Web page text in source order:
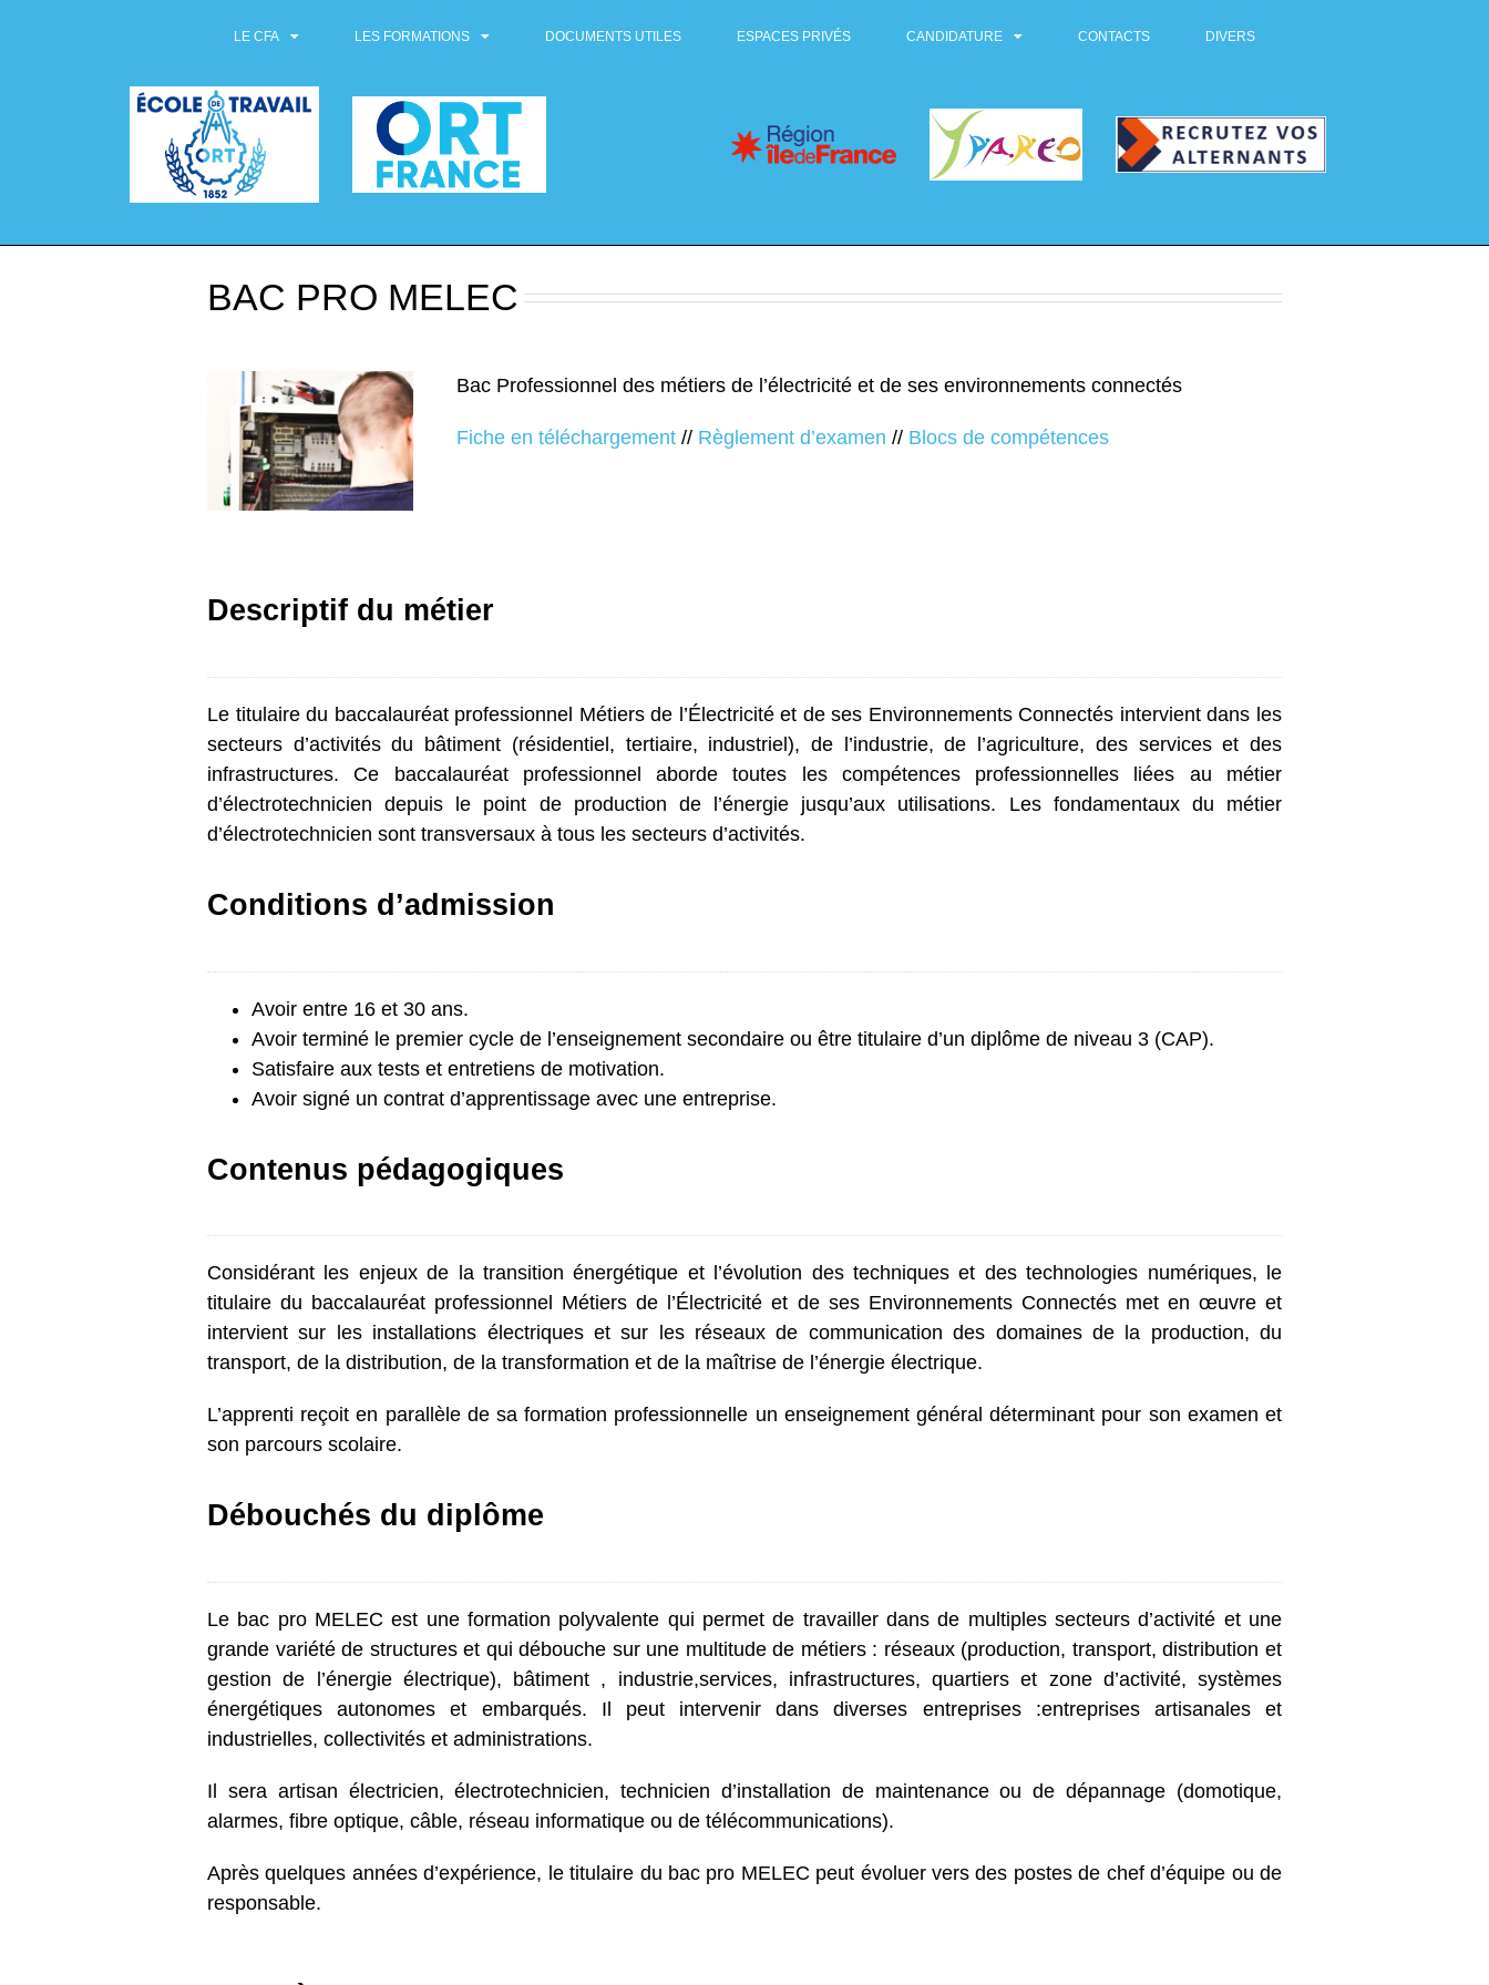
LE CFA LES FORMATIONS DOCUMENTS UTILES ESPACES PRIVÉS CANDIDATURE CONTACTS DIVERS
BAC PRO MELEC
Bac Professionneldes métiers de l’électricité et de ses environnements connectés
Fiche en téléchargement // Règlement d’examen // Blocs de compétences
Descriptif du métier
Le titulaire du baccalauréat professionnel Métiers de l’Électricité et de ses Environnements Connectés intervient dans les
secteurs d’activités du bâtiment (résidentiel, tertiaire, industriel), de l’industrie, de l’agriculture, des services et des
infrastructures. Ce baccalauréat professionnel aborde toutes les compétences professionnelles liées au métier
d’électrotechnicien depuis le point de production de l’énergie jusqu’aux utilisations. Les fondamentaux du métier
d’électrotechnicien sont transversaux à tous les secteurs d’activités.
Conditions d’admission
Avoir entre 16 et 30 ans.
Avoir terminé le premier cycle de l’enseignement secondaire ou être titulaire d’un diplôme de niveau 3 (CAP).
Satisfaire aux tests et entretiens de motivation.
Avoir signé un contrat d’apprentissage avec une entreprise.
Contenus pédagogiques
Considérant les enjeux de la transition énergétique et l’évolution des techniques et des technologies numériques, le
titulaire du baccalauréat professionnel Métiers de l’Électricité et de ses Environnements Connectés met en œuvre et
intervient sur les installations électriques et sur les réseaux de communication des domaines de la production, du
transport, de la distribution, de la transformation et de la maîtrise de l’énergie électrique.
L’apprenti reçoit en parallèle de sa formation professionnelle un enseignement général déterminant pour son examen et
son parcours scolaire.
Débouchés du diplôme
Le bac pro MELEC est une formation polyvalente qui permet de travailler dans de multiples secteurs d’activité et une
grande variété de structures et qui débouche sur une multitude de métiers : réseaux (production, transport, distribution et
gestion de l’énergie électrique), bâtiment , industrie,services, infrastructures, quartiers et zone d’activité, systèmes
énergétiques autonomes et embarqués. Il peut intervenir dans diverses entreprises :entreprises artisanales et
industrielles, collectivités et administrations.
Il sera artisan électricien, électrotechnicien, technicien d’installation de maintenance ou de dépannage (domotique,
alarmes, fibre optique, câble, réseau informatique ou de télécommunications).
Après quelques années d’expérience, le titulaire du bac pro MELEC peut évoluer vers des postes de chef d’équipe ou de
responsable.